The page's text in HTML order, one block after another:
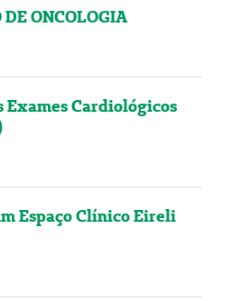
ONCOLOGIA
Exames Cardiológicos
Espaço Clínico Eireli